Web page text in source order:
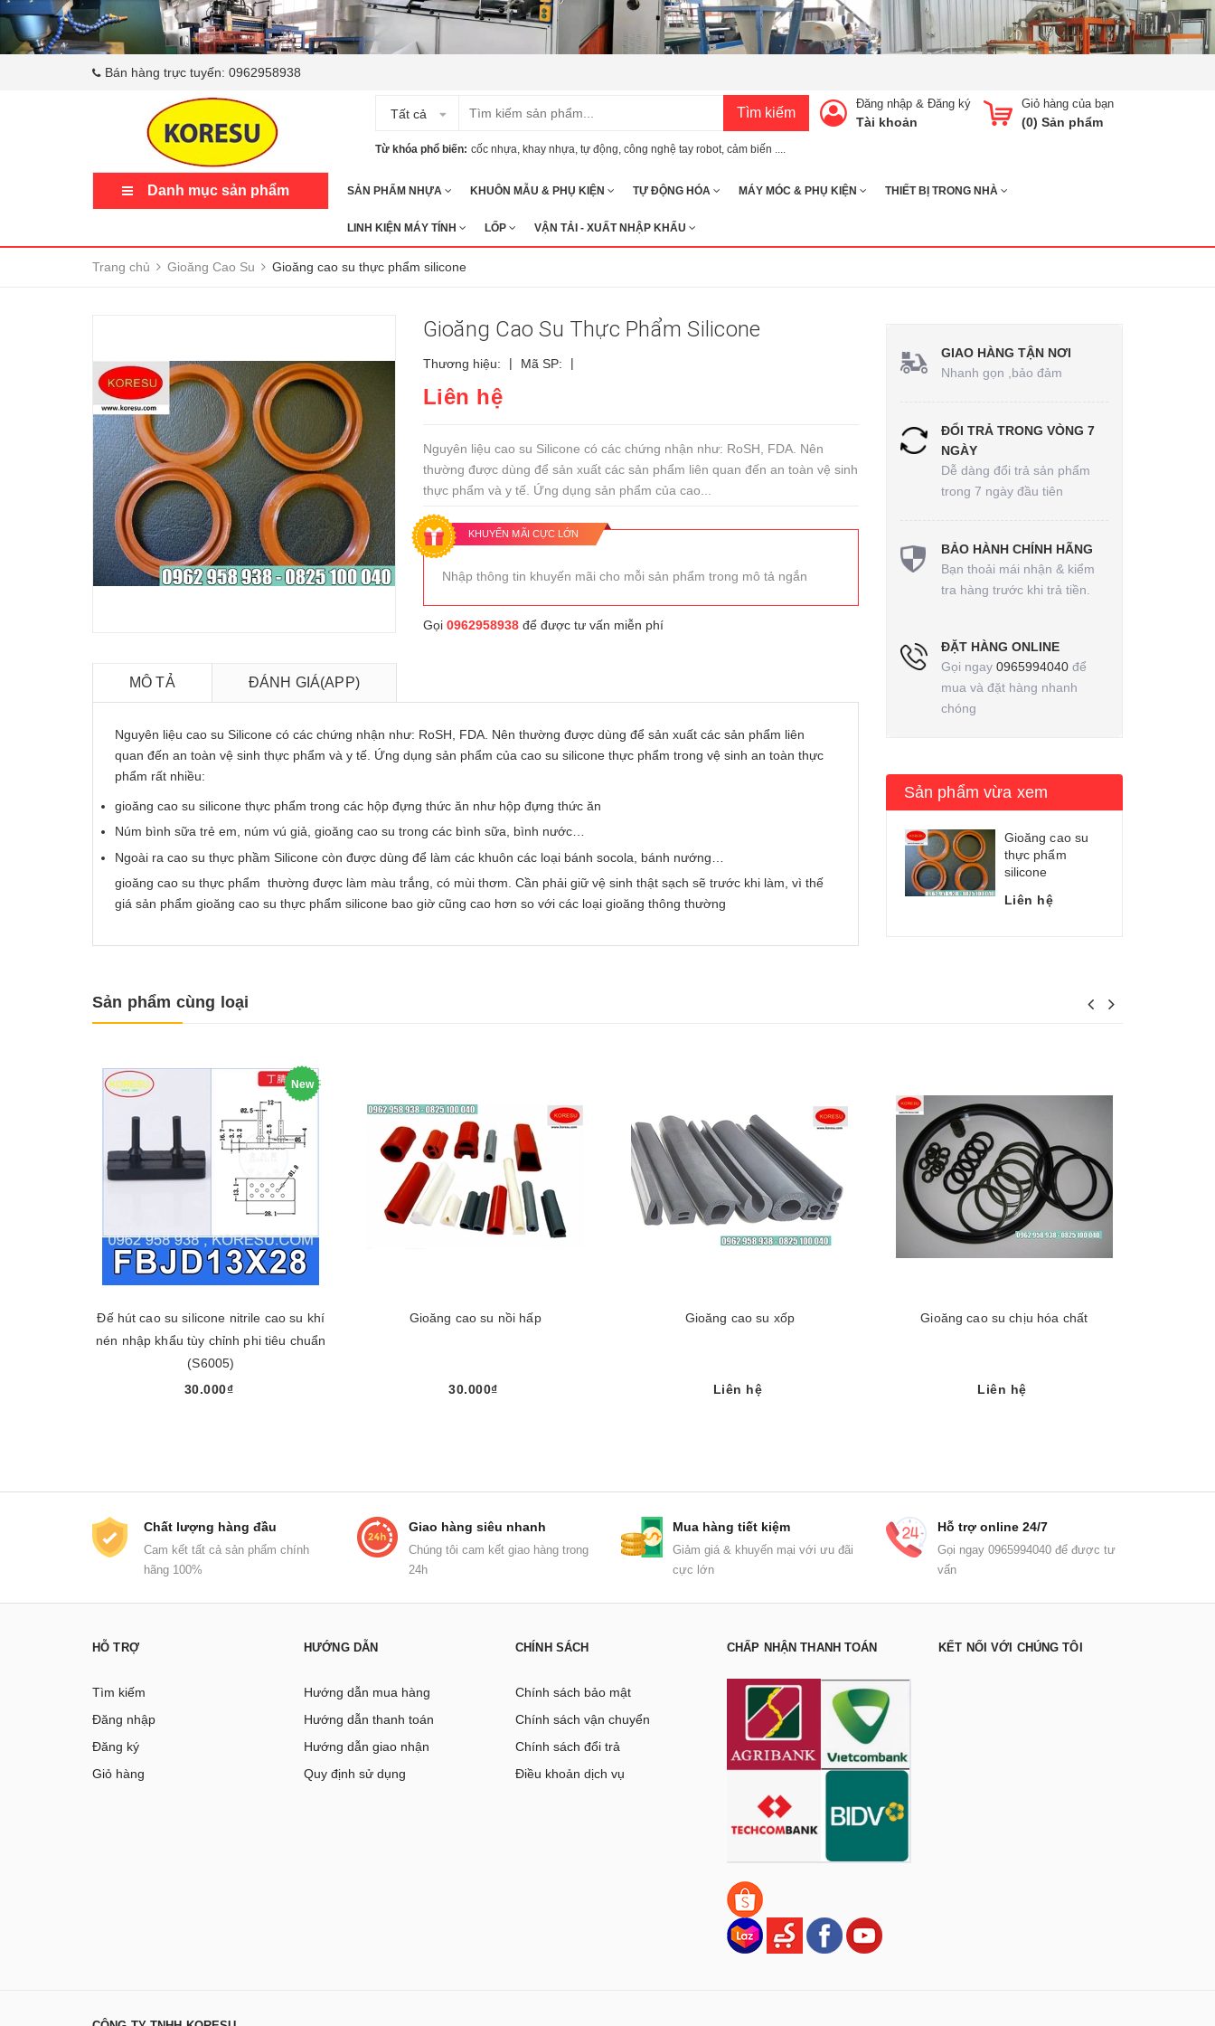
Bán hàng trực tuyến: 0962958938
Tất cả Tìm kiếm
Từ khóa phổ biến:cốc nhựa khay nhựa tự động công nghệ tay robot cảm biến ....
Giỏ hàng của bạn
(0) Sản phẩm
Đăng nhập & Đăng ký
Tài khoản
Danh mục sản phẩm SẢN PHẨM NHỰA KHUÔN MẪU & PHỤ KIỆN TỰ ĐỘNG HÓA MÁY MÓC & PHỤ KIỆN THIẾT BỊ TRONG NHÀ
LINH KIỆN MÁY TÍNH LỐP VẬN TẢI - XUẤT NHẬP KHẨU
Trang chủ Gioăng Cao Su Gioăng cao su thực phẩm silicone
Gioăng Cao Su Thực Phẩm Silicone
Thương hiệu: | Mã SP: |
Liên hệ
Nguyên liệu cao su Silicone có các chứng nhận như: RoSH, FDA. Nên
thường được dùng để sản xuất các sản phẩm liên quan đến an toàn vệ sinh
thực phẩm và y tế. Ứng dụng sản phẩm của cao...
KHUYẾN MÃI CỰC LỚN
Nhập thông tin khuyến mãi cho mỗi sản phẩm trong mô tả ngắn
Gọi 0962958938để được tư vấn miễn phí
MÔ TẢ ĐÁNH GIÁ(APP)
Nguyên liệu cao su Silicone có các chứng nhận như: RoSH, FDA. Nên thường được dùng để sản xuất các sản phẩm liên
quan đến an toàn vệ sinh thực phẩm và y tế. Ứng dụng sản phẩm của cao su silicone thực phẩm trong vệ sinh an toàn thực
phẩm rất nhiều:
gioăng cao su silicone thực phẩm trong các hộp đựng thức ăn như hộp đựng thức ăn
Núm bình sữa trẻ em, núm vú giả, gioăng cao su trong các bình sữa, bình nước…
Ngoài ra cao su thực phầm Silicone còn được dùng để làm các khuôn các loại bánh socola, bánh nướng…
gioăng cao su thực phẩm thường được làm màu trắng, có mùi thơm. Cần phải giữ vệ sinh thật sạch sẽ trước khi làm, vì thế
giá sản phẩm gioăng cao su thực phẩm silicone bao giờ cũng cao hơn so với các loại gioăng thông thường
GIAO HÀNG TẬN NƠI
Nhanh gọn ,bảo đảm
ĐỔI TRẢ TRONG VÒNG 7
NGÀY
Dễ dàng đổi trả sản phẩm
trong 7 ngày đầu tiên
BẢO HÀNH CHÍNH HÃNG
Bạn thoải mái nhận & kiểm
tra hàng trước khi trả tiền.
ĐẶT HÀNG ONLINE
Gọi ngay 0965994040để
mua và đặt hàng nhanh
chóng
Sản phẩm vừa xem
Gioăng cao su
thực phẩm
silicone
Liên hệ
Sản phẩm cùng loại
New
Đế hút cao su silicone nitrile cao su khí
nén nhập khẩu tùy chỉnh phi tiêu chuẩn
(S6005)
30.000₫
Gioăng cao su nồi hấp
30.000₫
Gioăng cao su xốp
Liên hệ
Gioăng cao su chịu hóa chất
Liên hệ
Chất lượng hàng đầu
Cam kết tất cả sản phẩm chính
hãng 100%
Giao hàng siêu nhanh
Chúng tôi cam kết giao hàng trong
24h
Mua hàng tiết kiệm
Giảm giá & khuyến mại với ưu đãi
cực lớn
Hỗ trợ online 24/7
Gọi ngay 0965994040 để được tư
vấn
HỖ TRỢ
Tìm kiếm
Đăng nhập
Đăng ký
Giỏ hàng
HƯỚNG DẪN
Hướng dẫn mua hàng
Hướng dẫn thanh toán
Hướng dẫn giao nhận
Quy định sử dụng
CHÍNH SÁCH
Chính sách bảo mật
Chính sách vận chuyển
Chính sách đổi trả
Điều khoản dịch vụ
CHẤP NHẬN THANH TOÁN KẾT NỐI VỚI CHÚNG TÔI